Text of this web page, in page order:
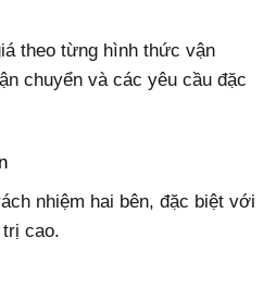
theo từng hình thức vận
chuyển và các yêu cầu đặc
nhiệm hai bên, đặc biệt với
cao.